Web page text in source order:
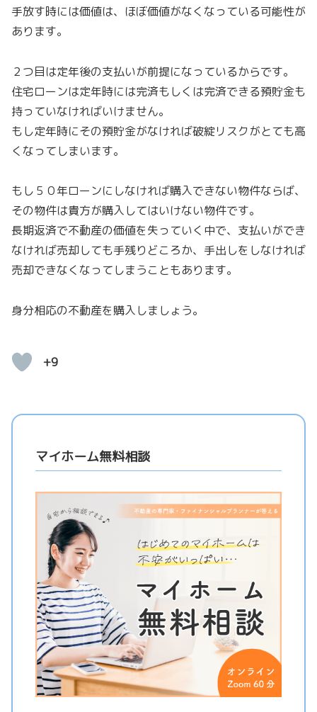
手放す時には価値は、ほぼ価値がなくなっている可能性が
あります。
２つ目は定年後の支払いが前提になっているからです。
住宅ローンは定年時には完済もしくは完済できる預貯金も
持っていなければいけません。
もし定年時にその預貯金がなければ破綻リスクがとても高
くなってしまいます。
もし５０年ローンにしなければ購入できない物件ならば、
その物件は貴方が購入してはいけない物件です。
長期返済で不動産の価値を失っていく中で、支払いができ
なければ売却しても手残りどころか、手出しをしなければ
売却できなくなってしまうこともあります。
身分相応の不動産を購入しましょう。
+9
マイホーム無料相談